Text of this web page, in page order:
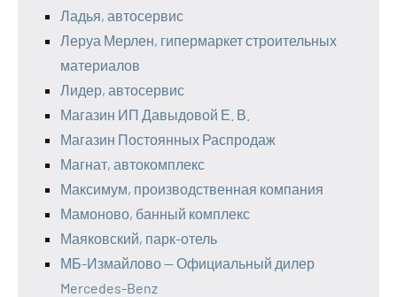
Ладья, автосервис
Леруа Мерлен, гипермаркет строительных
материалов
Лидер, автосервис
Магазин ИП Давыдовой Е. В.
Магазин Постоянных Распродаж
Магнат, автокомплекс
Максимум, производственная компания
Мамоново, банный комплекс
Маяковский, парк-отель
МБ-Измайлово — Официальный дилер
Mercedes-Benz